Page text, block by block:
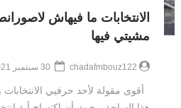
الانتخابات ما فيهاش
مشيتي فيها
chadafmbouz122
أقوى مقولة لأحد حرفيي